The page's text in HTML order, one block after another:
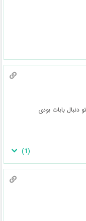
دنبال بابات بودی
(
1
)